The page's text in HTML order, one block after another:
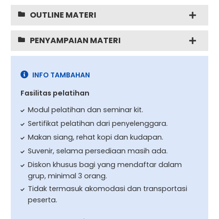
OUTLINE MATERI
PENYAMPAIAN MATERI
INFO TAMBAHAN
Fasilitas pelatihan
Modul pelatihan dan seminar kit.
Sertifikat pelatihan dari penyelenggara.
Makan siang, rehat kopi dan kudapan.
Suvenir, selama persediaan masih ada.
Diskon khusus bagi yang mendaftar dalam
grup, minimal 3 orang.
Tidak termasuk akomodasi dan transportasi
peserta.